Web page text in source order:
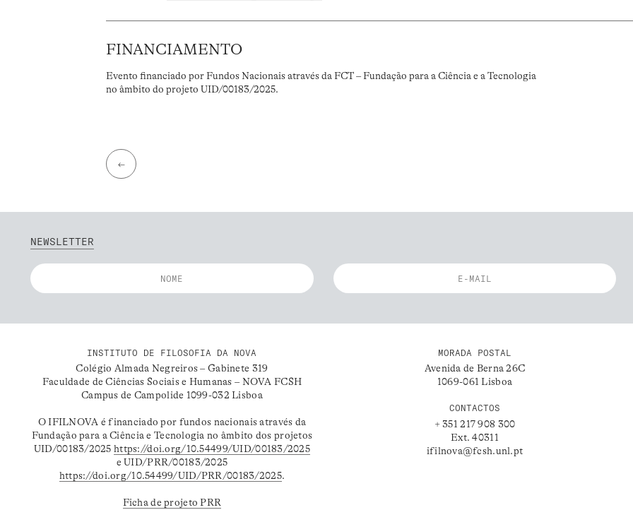
FINANCIAMENTO
Evento financiado por Fundos Nacionais através da FCT – Fundação para a Ciência e a Tecnologia
no âmbito do projeto UID/00183/2025.
←
NEWSLETTER
INSTITUTO DE FILOSOFIA DA NOVA
Colégio Almada Negreiros – Gabinete 319
Faculdade de Ciências Sociais e Humanas – NOVA FCSH
Campus de Campolide 1099-032 Lisboa
O IFILNOVA é financiado por fundos nacionais através da
Fundação para a Ciência e Tecnologia no âmbito dos projetos
UID/00183/2025https://doi.org/10.54499/UID/00183/2025
e UID/PRR/00183/2025
https://doi.org/10.54499/UID/PRR/00183/2025.
Ficha de projeto PRR
MORADA POSTAL
Avenida de Berna 26C
1069-061 Lisboa
CONTACTOS
+ 351 217 908 300
Ext. 40311
ifilnova@fcsh.unl.pt